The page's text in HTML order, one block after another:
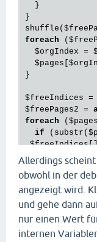
  }
}
shuffle(
foreach (
$orgIndex =
$pages
}
$freeIndices =
$freePages2 =
foreach ( $pages
if (substr(
$freeIndices
$freePages2
}
shuffle(
foreach (
$orgIndex
=
$pages [
}
Allerdings
obwohl in der
angezeigt wird.
und gehe dann
nur einen Wert
internen